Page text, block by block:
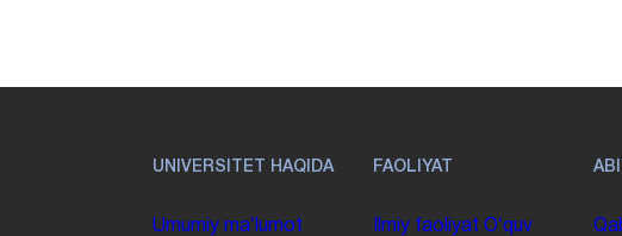
UNIVERSITET HAQIDA
Umumiy maʼlumot
FAOLIYAT
Ilmiy faoliyat Oʻquv